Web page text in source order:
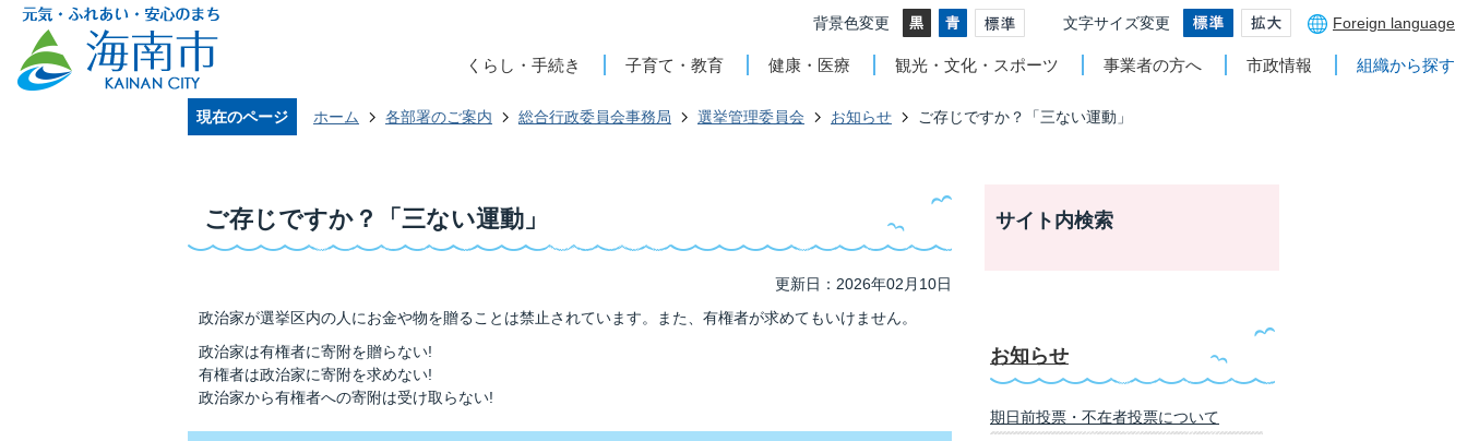
背景色変更 文字サイズ変更 Foreign language
くらし・手続き 子育て・教育 健康・医療 観光・文化・スポーツ 事業者の方へ 市政情報 組織から探す
現在のページ ホーム 各部署のご案内 総合行政委員会事務局 選挙管理委員会 お知らせ ご存じですか？「三ない運動」
ご存じですか？「三ない運動」
更新日：2026年02月10日
政治家が選挙区内の人にお金や物を贈ることは禁止されています。また、有権者が求めてもいけません。
政治家は有権者に寄附を贈らない!
有権者は政治家に寄附を求めない!
政治家から有権者への寄附は受け取らない!
サイト内検索
お知らせ
期日前投票・不在者投票について